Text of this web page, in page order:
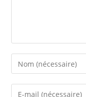
Enter
your
name
Enter